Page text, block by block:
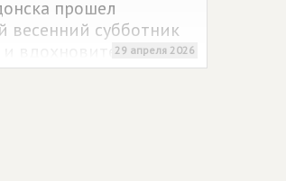
прошел
весенний субботник
вдохновителем
депутат
29 апреля 2026